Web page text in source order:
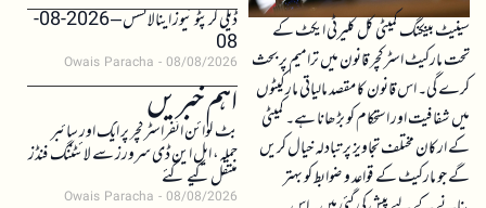
سینیٹ بینکنگ کمیٹی کل کلیرٹی ایکٹ کے
تحت مارکیٹ اسٹرکچر قانون میں ترامیم پر بحث
کرے گی۔ اس قانون کا مقصد مالیاتی مارکیٹوں
میں شفافیت اور استحکام کو بڑھانا ہے۔ کمیٹی
کے ارکان مختلف تجاویز پر تبادلہ خیال کریں
گے جو مارکیٹ کے قواعد و ضوابط کو بہتر
ڈیلی کرپٹو نیوز اینالائسس – 2026-08-
08
Owais Paracha 08/08/2026
اہم خبریں
بٹ کوائن انفراسٹرکچر پر ایک اور سائبر
حملہ، ایل این ڈی سرورز سے لائٹننگ فنڈز
منتقل کیے گئے
Owais Paracha 08/08/2026